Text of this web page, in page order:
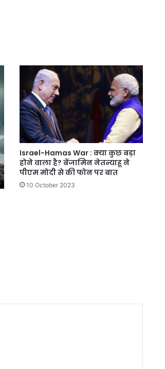
Israel-Hamas War : क्या कुछ बड़ा
होने वाला है? बेंजामिन नेतन्याहू ने
पीएम मोदी से की फोन पर बात
10 October 2023